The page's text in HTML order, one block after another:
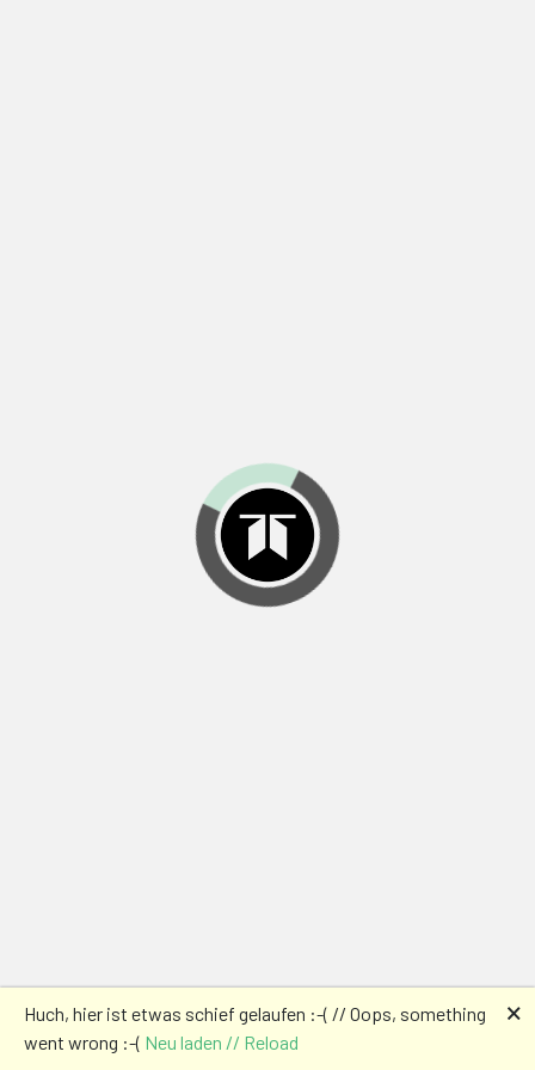
Huch, hier ist etwas schief gelaufen :-( // Oops, something
went wrong :-( Neu laden // Reload
🗙